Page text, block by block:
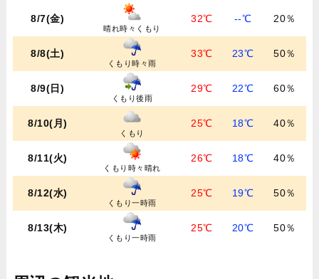
8/7(金)
晴れ時々くもり
32℃ --℃ 20％
8/8(土)
くもり時々雨
33℃ 23℃ 50％
8/9(日)
くもり後雨
29℃ 22℃ 60％
8/10(月)
くもり
25℃ 18℃ 40％
8/11(火)
くもり時々晴れ
26℃ 18℃ 40％
8/12(水)
くもり一時雨
25℃ 19℃ 50％
8/13(木)
くもり一時雨
25℃ 20℃ 50％